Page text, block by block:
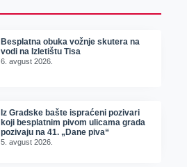
Besplatna obuka vožnje skutera na
vodi na Izletištu Tisa
6. avgust 2026.
Iz Gradske bašte ispraćeni pozivari
koji besplatnim pivom ulicama grada
pozivaju na 41. „Dane piva“
5. avgust 2026.